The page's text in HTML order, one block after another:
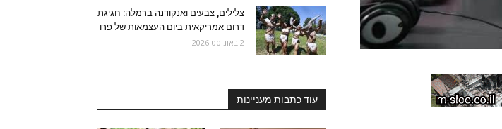
צלילים, צבעים ואנקודנה ברמלה: חגיגת
דרום אמריקאית ביום העצמאות של פרו
2 באוגוסט 2026
עוד כתבות מעניינות